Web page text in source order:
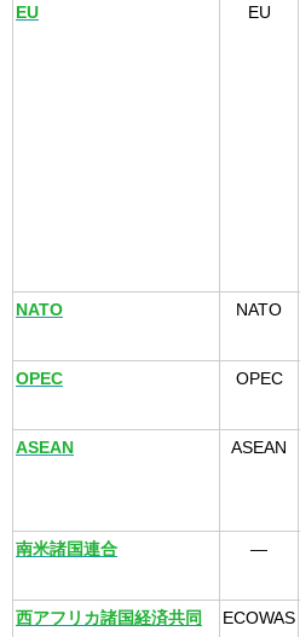
EU EU
NATO
NATO
OPEC OPEC
ASEAN ASEAN
南米諸国連合 —
西アフリカ諸国経済共同
ECOWAS